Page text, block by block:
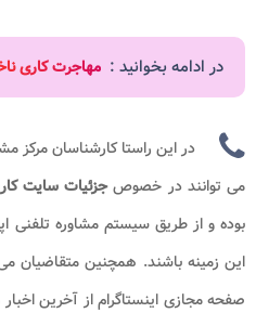
در ادامه بخوانید : مهاجرت کاری
در این راستا کارشناسان مرکز
می توانند در خصوص جزئیات سایت
بوده و از طریق سیستم مشاوره تلفنی
این زمینه باشند. همچنین متقاضیان
صفحه مجازی اینستاگرام از آخرین